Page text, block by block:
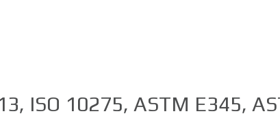
ISO 10275, ASTM E345,